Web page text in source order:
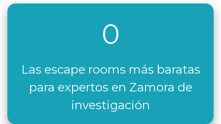
0
Las escape rooms más baratas
para expertos en Zamora de
investigación